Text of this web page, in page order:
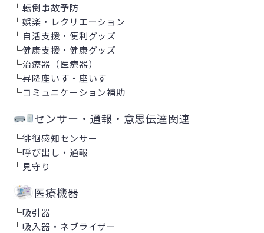
└転倒事故予防
└娯楽・レクリエーション
└自活支援・便利グッズ
└健康支援・健康グッズ
└治療器（医療器）
└昇降座いす・座いす
└コミュニケーション補助
センサー・通報・意思伝達関連
└徘徊感知センサー
└呼び出し・通報
└見守り
医療機器
└吸引器
└吸入器・ネブライザー